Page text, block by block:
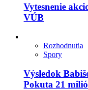
Vytesnenie
VÚB
Rozhodnutia
Spory
Výsledok
Pokuta 21